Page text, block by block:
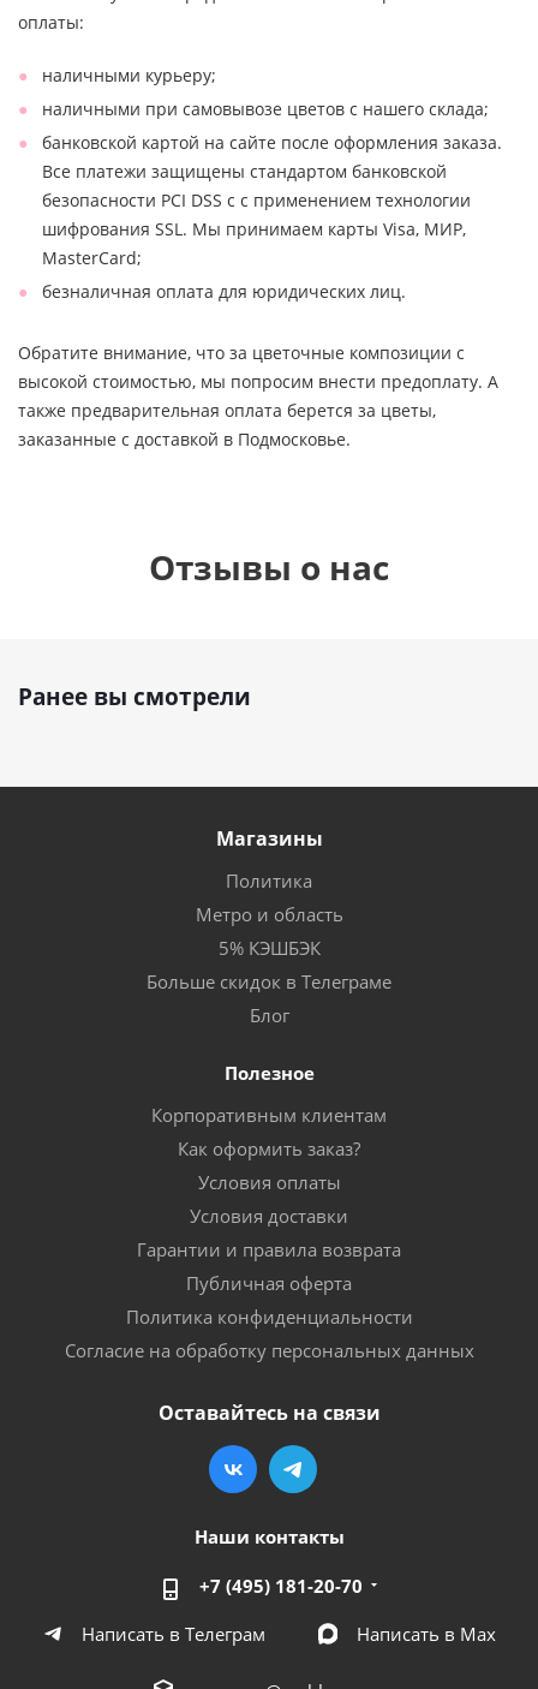
оплаты:
наличными курьеру;
наличными при самовывозе цветов с нашего склада;
банковской картой на сайте после оформления заказа.
Все платежи защищены стандартом банковской
безопасности PCI DSS с с применением технологии
шифрования SSL. Мы принимаем карты Visa, МИР,
MasterCard;
безналичная оплата для юридических лиц.
Обратите внимание, что за цветочные композиции с
высокой стоимостью, мы попросим внести предоплату. А
также предварительная оплата берется за цветы,
заказанные с доставкой в Подмосковье.
Отзывы о нас
Ранее вы смотрели
Магазины
Политика
Метро и область
5% КЭШБЭК
Больше скидок в Телеграме
Блог
Полезное
Корпоративным клиентам
Как оформить заказ?
Условия оплаты
Условия доставки
Гарантии и правила возврата
Публичная оферта
Политика конфиденциальности
Согласие на обработку персональных данных
Оставайтесь на связи
Наши контакты
+7 (495) 181-20-70
Написать в Телеграм
Написать в Мах